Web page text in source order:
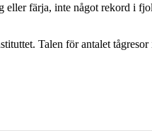
eller färja, inte något rekord i
Talen för antalet